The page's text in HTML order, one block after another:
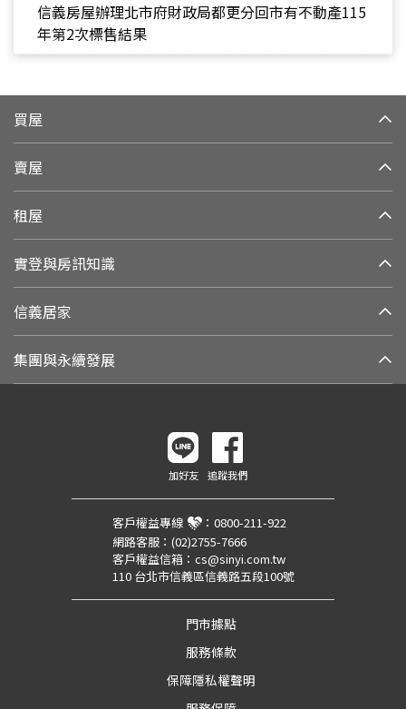
信義房屋辦理北市府財政局都更分回市有不動產115
年第2次標售結果
買屋
賣屋
租屋
實登與房訊知識
信義居家
集團與永續發展
加好友 追蹤我們
客戶權益專線 ： 0800-211-922
網路客服： (02)2755-7666
客戶權益信箱： cs@sinyi.com.tw
110 台北市信義區信義路五段100號
門市據點
服務條款
保障隱私權聲明